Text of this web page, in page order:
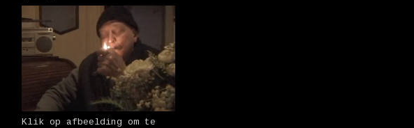
Klik op afbeelding om te